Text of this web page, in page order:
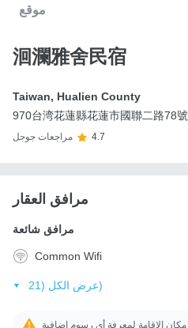
موقع
洄瀾雅舍民宿
Taiwan, Hualien County
970台湾花蓮縣花蓮市國聯二路78號
مراجعات جوجل 4.7
مرافق العقار
مرافق شائعة
Common Wifi
عرض الكل (21)